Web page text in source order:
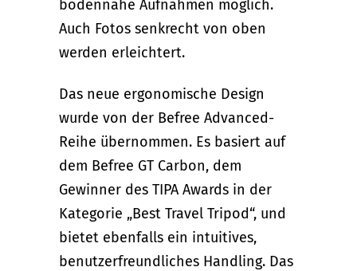
bodennahe Aufnahmen möglich.
Auch Fotos senkrecht von oben
werden erleichtert.
Das neue ergonomische Design
wurde von der Befree Advanced-
Reihe übernommen. Es basiert auf
dem Befree GT Carbon, dem
Gewinner des TIPA Awards in der
Kategorie „Best Travel Tripod“, und
bietet ebenfalls ein intuitives,
benutzerfreundliches Handling. Das